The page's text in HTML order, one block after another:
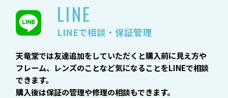
LINE
LINEで相談・保証管理
天竜堂では友達追加をしていただくと購入前に見え方や
フレーム、レンズのことなど気になることをLINEで相談
できます。
購入後は保証の管理や修理の相談もできます。